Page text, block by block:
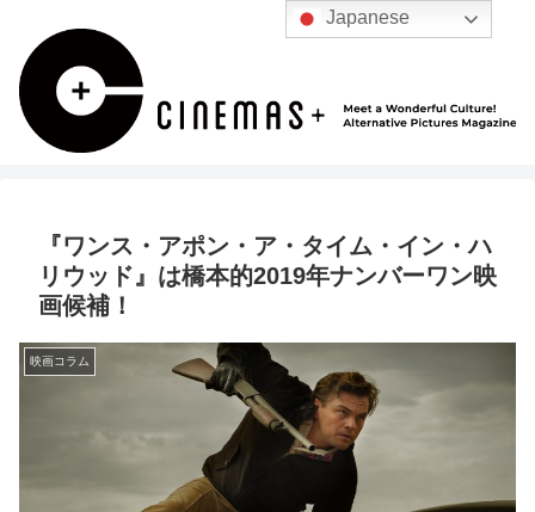
『ワンス・アポン・ア・タイム・イン・ハ
リウッド』は橋本的2019年ナンバーワン映
画候補！
映画コラム
Japanese